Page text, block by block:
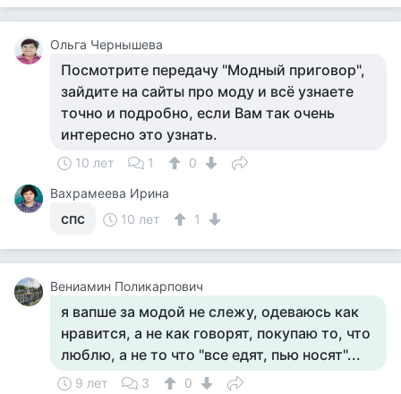
Ольга Чернышева
Посмотрите передачу "Модный приговор",
зайдите на сайты про моду и всё узнаете
точно и подробно, если Вам так очень
интересно это узнать.
10 лет 1
0
Вахрамеева Ирина
спс 10 лет 1
Вениамин Поликарпович
я вапше за модой не слежу, одеваюсь как
нравится, а не как говорят, покупаю то, что
люблю, а не то что "все едят, пью носят"...
9 лет 3
0